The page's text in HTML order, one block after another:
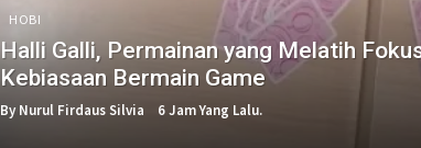
HOBI
Halli Galli, Permainan yang Melatih
Kebiasaan Bermain Game
By Nurul Firdaus Silvia 6 Jam Yang Lalu.